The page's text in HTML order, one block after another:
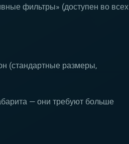
фильтры» (доступен во всех
(стандартные размеры,
— они требуют больше